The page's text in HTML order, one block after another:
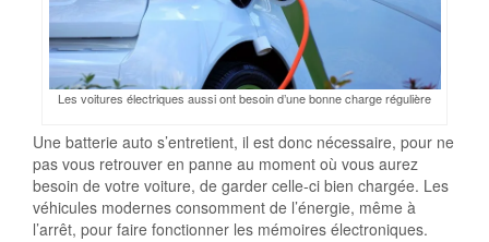
Les voitures électriques aussi ont besoin d’une bonne charge régulière
Une batterie auto s’entretient, il est donc nécessaire, pour ne
pas vous retrouver en panne au moment où vous aurez
besoin de votre voiture, de garder celle-ci bien chargée. Les
véhicules modernes consomment de l’énergie, même à
l’arrêt, pour faire fonctionner les mémoires électroniques.